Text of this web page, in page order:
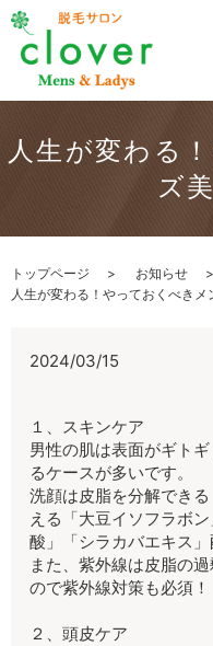
人生が変わる
ズ
トップページ
お知らせ
人生が変わる！やっておくべき
2024/03/15
１、スキンケア
男性の肌は表面がギト
るケースが多いです。
洗顔は皮脂を分解でき
える「大豆イソフラボ
酸」「シラカバエキス
また、紫外線は皮脂の
ので紫外線対策も必須！
２、頭皮ケア